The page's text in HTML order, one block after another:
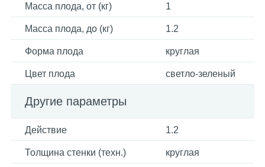
Масса плода, от (кг) 1
Масса плода, до (кг) 1.2
Форма плода круглая
Цвет плода светло-зеленый
Другие параметры
Действие 1.2
Толщина стенки (техн.) круглая